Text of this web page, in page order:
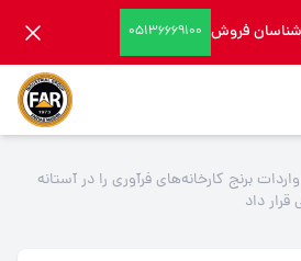
فروش 05136669100
برنج کارخانه‌های فرآوری را در آستانه
قرار داد